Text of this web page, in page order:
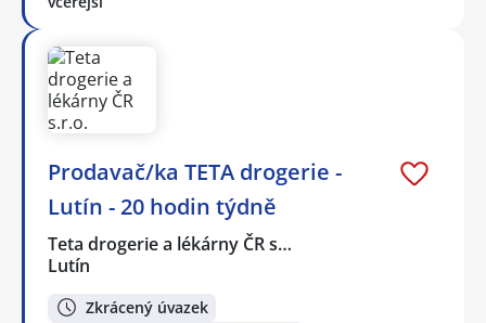
Prodavač/ka TETA drogerie -
Lutín - 20 hodin týdně
Teta drogerie a lékárny ČR s…
Lutín
Zkrácený úvazek